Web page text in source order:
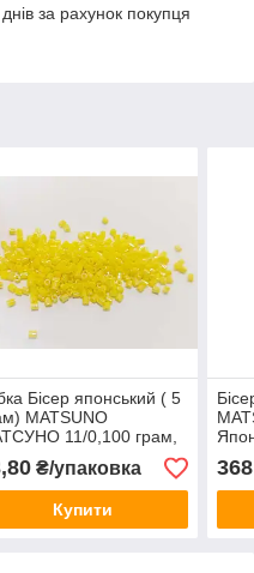
за рахунок покупця
Бісер японський ( 5
MATSUNO
11/0,100 грам,
жовтий керамічній
₴/упаковка
Купити
368